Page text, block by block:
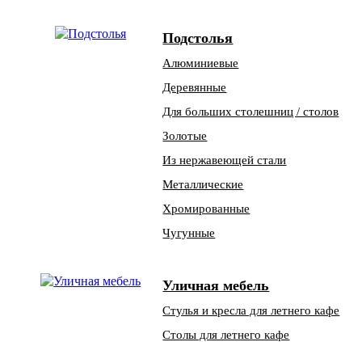
Подстолья
Алюминиевые
Деревянные
Для больших столешниц / столов
Золотые
Из нержавеющей стали
Металлические
Хромированные
Чугунные
Уличная мебель
Стулья и кресла для летнего кафе
Столы для летнего кафе